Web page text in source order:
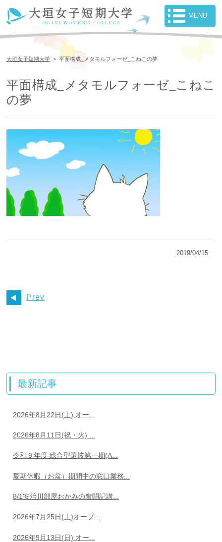
大垣女子短期大学 >平面構成_メタモルフォーゼ_こねこの夢
平面構成_メタモルフォーゼ_こねこ
の夢
2019/04/15
Prev
最新記事
2026年8月22日(土) オー...
2026年8月11日(祝・火) ...
令和９年度 総合型選抜第一期(A...
夏期休暇（お盆）期間中の窓口業務...
8/1安治川部屋おかみの奮闘記講...
2026年7月25日(土)オープ...
2026年9月13日(日) オー...